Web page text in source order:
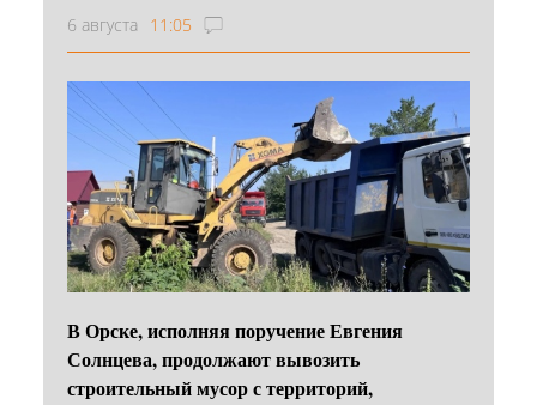
6 августа 11:05
В Орске, исполняя поручение Евгения
Солнцева, продолжают вывозить
строительный мусор с территорий,